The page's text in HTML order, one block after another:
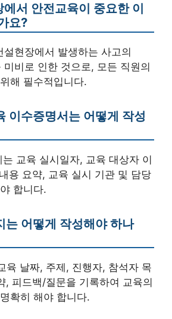
에서 안전교육이 중요한 이
요?
설현장에서 발생하는 사고의
비로 인한 것으로, 모든 직원의
해 필수적입니다.
이수증명서는 어떻게 작성
교육 실시일자, 교육 대상자 이
용 요약, 교육 실시 기관 및 담당
합니다.
는 어떻게 작성해야 하나
육 날짜, 주제, 진행자, 참석자 목
, 피드백/질문을 기록하여 교육의
확히 해야 합니다.